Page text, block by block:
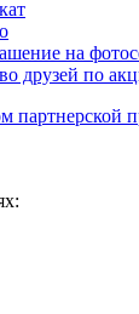
на
друзей по
партнерской